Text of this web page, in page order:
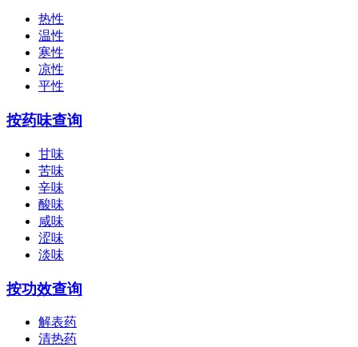
热性
温性
寒性
凉性
平性
按药味查询
甘味
苦味
辛味
酸味
咸味
涩味
淡味
按功效查询
解表药
清热药